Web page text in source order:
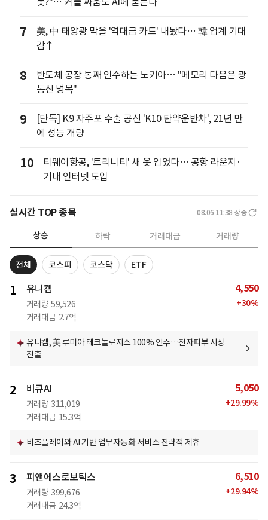
7
美, 中 태양광 막을 '역대급 카드' 내놨다… 韓 업계 기대
감↑
8
반도체 공장 통째 인수하는 노키아… "메모리 다음은 광
통신 병목"
9
[단독] K9 자주포 수출 공신 'K10 탄약운반차', 21년 만
에 성능 개량
10
티웨이항공, '트리니티' 새 옷 입었다… 공항 라운지·
기내 인터넷 도입
실시간 TOP 종목 08.06 11:38 장중
상승 하락 거래대금 거래량
전체 코스피 코스닥 ETF
1 유니켐
거래량 59,526
거래대금 2.7억
4,550
+30%
유니켐, 美 루미아 테크놀로지스 100% 인수…전자피부 시장
진출
2 비큐AI
거래량 311,019
거래대금 15.3억
5,050
+29.99%
비즈플레이와 AI 기반 업무자동화 서비스 전략적 제휴
3 피앤에스로보틱스
거래량 399,676
거래대금 24.3억
6,510
+29.94%